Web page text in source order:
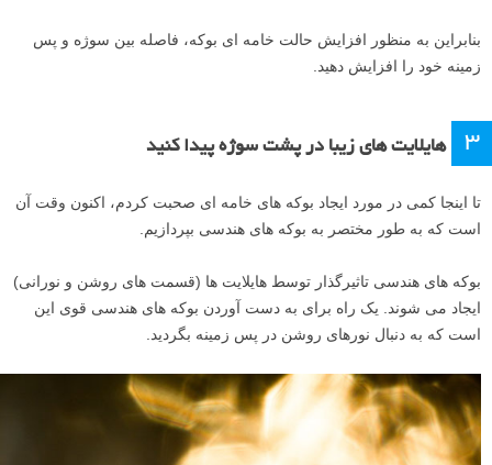
بنابراین به منظور افزایش حالت خامه ای بوکه، فاصله بین سوژه و پس
زمینه خود را افزایش دهید.
۳ هایلایت های زیبا در پشت سوژه پیدا کنید
تا اینجا کمی در مورد ایجاد بوکه های خامه ای صحبت کردم، اکنون وقت آن
است که به طور مختصر به بوکه های هندسی بپردازیم.
بوکه های هندسی تاثیرگذار توسط هایلایت ها (قسمت های روشن و نورانی)
ایجاد می شوند. یک راه برای به دست آوردن بوکه های هندسی قوی این
است که به دنبال نورهای روشن در پس زمینه بگردید.